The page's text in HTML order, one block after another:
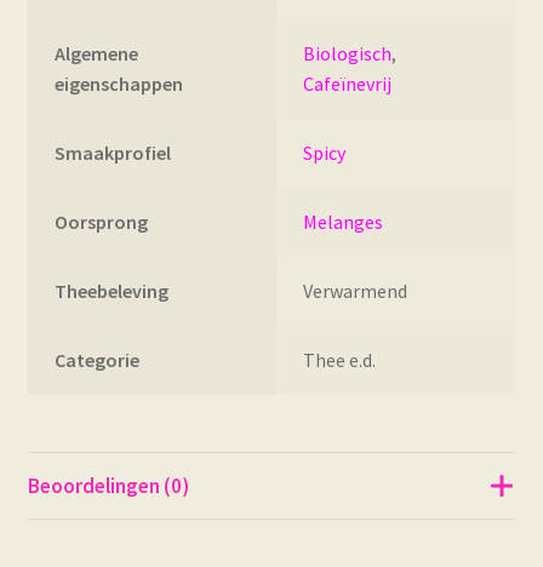
Algemene
eigenschappen
Biologisch,
Cafeïnevrij
Smaakprofiel Spicy
Oorsprong Melanges
Theebeleving Verwarmend
Categorie Thee e.d.
Beoordelingen (0)